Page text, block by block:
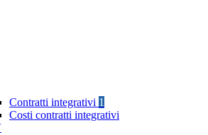
Contratti integrativi 1
Costi contratti integrativi